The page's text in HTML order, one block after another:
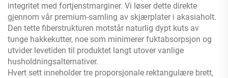
integritet med fortjenstmarginer. Vi løser dette direkte
gjennom vår premium-samling av skjærplater i akasiaholt.
Den tette fiberstrukturen motstår naturlig dypt kuts av
tunge hakkekutter, noe som minimerer fuktabsorpsjon og
utvider levetiden til produktet langt utover vanlige
husholdningsalternativer.
Hvert sett inneholder tre proporsjonale rektangulære brett,